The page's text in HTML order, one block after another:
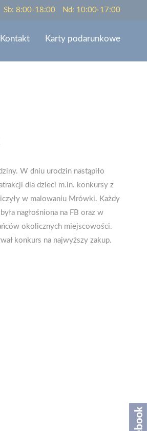
Sb: 8:00-18:00 Nd: 10:00-17:00
Kontakt Karty podarunkowe
W dniu urodzin nastąpiło
dla dzieci m.in. konkursy z
w malowaniu Mrówki. Każdy
nagłośniona na FB oraz w
okolicznych miejscowości.
konkurs na najwyższy zakup.